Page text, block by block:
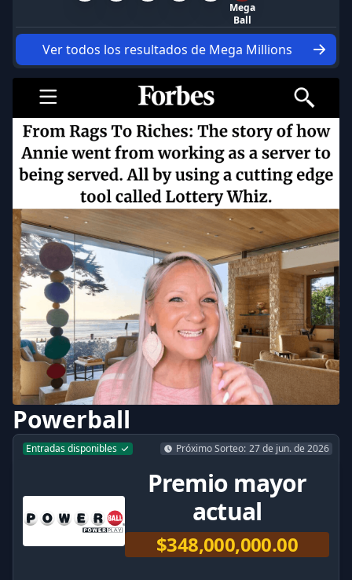
Mega
Ball
Ver todos los resultados de Mega Millions
Powerball
Entradas disponibles Próximo Sorteo: 27 de jun. de 2026
Premio mayor
actual
$348,000,000.00